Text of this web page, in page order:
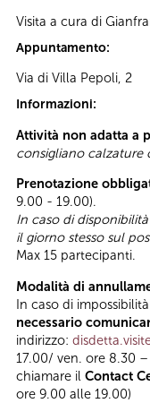
Visita a cura di
Appuntamento:
Via di Villa Pepoli, 2
Informazioni:
Attività non adatta a
consigliano calzature
Prenotazione
9.00 - 19.00).
In caso di
il giorno stesso sul
Max 15 partecipanti.
Modalità di
In caso di
necessario
indirizzo:
17.00/ ven. ore 8.30
chiamare il Contact
ore 9.00 alle 19.00)